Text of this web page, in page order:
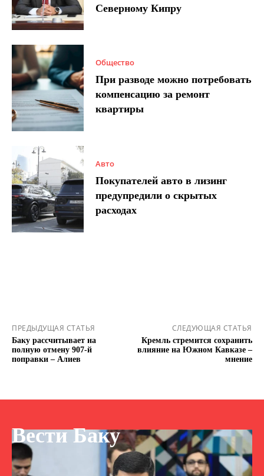
Северному Кипру
Общество
При разводе можно потребовать
компенсацию за ремонт
квартиры
Авто
Покупателей авто в лизинг
предупредили о скрытых
расходах
ПРЕДЫДУЩАЯ СТАТЬЯ
Баку рассчитывает на
полную отмену 907-й
поправки – Алиев
СЛЕДУЮЩАЯ СТАТЬЯ
Кремль стремится сохранить
влияние на Южном Кавказе –
мнение
Вести Баку